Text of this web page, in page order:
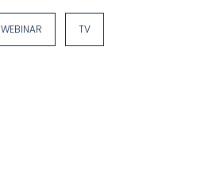
WEBINAR TV